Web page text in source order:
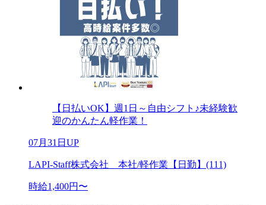
【日払いOK】週1日～自由シフト♪未経験歓
迎のかんたん軽作業！
07月31日UP
LAPI-Staff株式会社 本社/軽作業【日勤】(111)
時給1,400円〜